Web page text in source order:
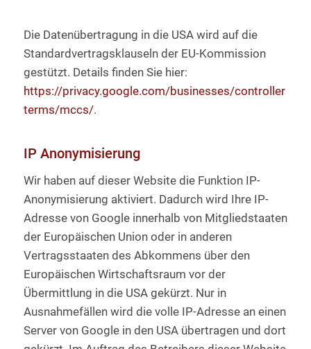
Die Datenübertragung in die USA wird auf die
Standardvertragsklauseln der EU-Kommission
gestützt. Details finden Sie hier:
https://privacy.google.com/businesses/controller
terms/mccs/.
IP Anonymisierung
Wir haben auf dieser Website die Funktion IP-
Anonymisierung aktiviert. Dadurch wird Ihre IP-
Adresse von Google innerhalb von Mitgliedstaaten
der Europäischen Union oder in anderen
Vertragsstaaten des Abkommens über den
Europäischen Wirtschaftsraum vor der
Übermittlung in die USA gekürzt. Nur in
Ausnahmefällen wird die volle IP-Adresse an einen
Server von Google in den USA übertragen und dort